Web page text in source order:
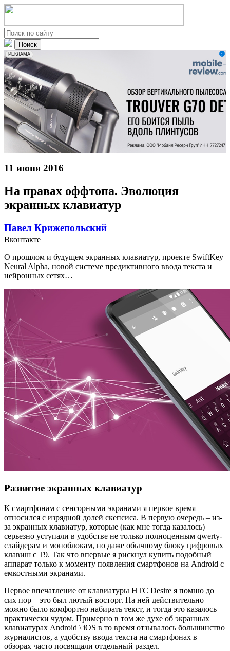
erid: 2VfnxxmNzs5
РЕКЛАМА
11 июня 2016
На правах оффтопа. Эволюция
экранных клавиатур
Павел Крижепольский
Вконтакте
О прошлом и будущем экранных клавиатур, проекте SwiftKey
Neural Alpha, новой системе предиктивного ввода текста и
нейронных сетях…
Развитие экранных клавиатур
К смартфонам с сенсорными экранами я первое время
относился с изрядной долей скепсиса. В первую очередь – из-
за экранных клавиатур, которые (как мне тогда казалось)
серьезно уступали в удобстве не только полноценным qwerty-
слайдерам и моноблокам, но даже обычному блоку цифровых
клавиш с Т9. Так что впервые я рискнул купить подобный
аппарат только к моменту появления смартфонов на Android с
емкостными экранами.
Первое впечатление от клавиатуры HTC Desire я помню до
сих пор – это был лютый восторг. На ней действительно
можно было комфортно набирать текст, и тогда это казалось
практически чудом. Примерно в том же духе об экранных
клавиатурах Android \ iOS в то время отзывалось большинство
журналистов, а удобству ввода текста на смартфонах в
обзорах часто посвящали отдельный раздел.